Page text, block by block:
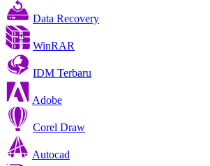
Data Recovery
WinRAR
IDM Terbaru
Adobe
Corel Draw
Autocad